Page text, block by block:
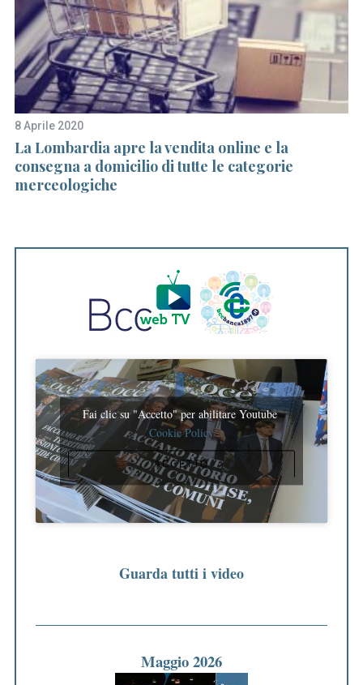
8 Aprile 2020
La Lombardia apre la vendita online e la
consegna a domicilio di tutte le categorie
merceologiche
Fai clic su "Accetto" per abilitare Youtube
Cookie Policy
ACCETTO
Guarda tutti i video
Maggio 2026
c
h
f
o
r
: